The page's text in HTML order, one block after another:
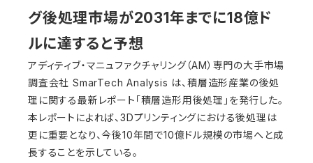
グ後処理市場が2031年までに18億ド
ルに達すると予想
アディティブ・マニュファクチャリング（AM）専門の大手市場
調査会社 SmarTech Analysis は、積層造形産業の後処
理に関する最新レポート「積層造形用後処理」を発行した。
本レポートによれば、3Dプリンティングにおける後処理は
更に重要となり、今後10年間で10億ドル規模の市場へと成
長することを示している。